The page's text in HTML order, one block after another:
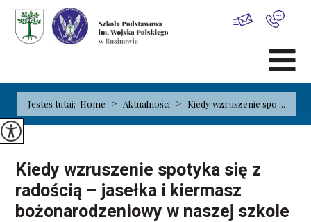
Jesteś tutaj: Home > Aktualności > Kiedy wzruszenie spo ...
Kiedy wzruszenie spotyka się z
radością – jasełka i kiermasz
bożonarodzeniowy w naszej szkole